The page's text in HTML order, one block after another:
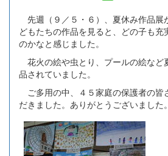
先週（９／５・６）、夏休み作品展
どもたちの作品を見ると、どの子も充
のかなと感じました。
花火の絵や虫とり、プールの絵など
品されていました。
ご多用の中、４５家庭の保護者の皆
だきました。ありがとうございました。